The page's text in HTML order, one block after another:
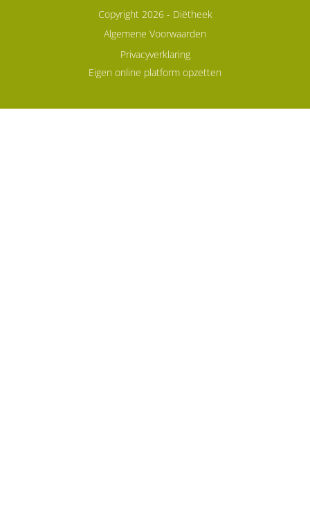
Copyright 2026 - Diëtheek
Algemene Voorwaarden
Privacyverklaring
Eigen online platform opzetten